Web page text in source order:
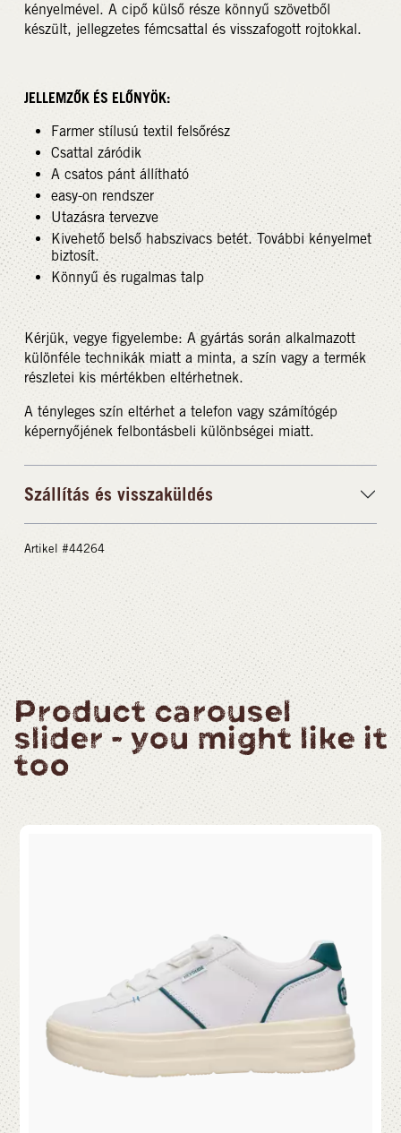
kényelmével. A cipő külső része könnyű szövetből
készült, jellegzetes fémcsattal és visszafogott rojtokkal.
JELLEMZŐK ÉS ELŐNYÖK:
Farmer stílusú textil felsőrész
Csattal záródik
A csatos pánt állítható
easy-on rendszer
Utazásra tervezve
Kivehető belső habszivacs betét. További kényelmet
biztosít.
Könnyű és rugalmas talp
Kérjük, vegye figyelembe: A gyártás során alkalmazott
különféle technikák miatt a minta, a szín vagy a termék
részletei kis mértékben eltérhetnek.
A tényleges szín eltérhet a telefon vagy számítógép
képernyőjének felbontásbeli különbségei miatt.
Szállítás és visszaküldés
Artikel #44264
Product carousel
slider - you might like it
too